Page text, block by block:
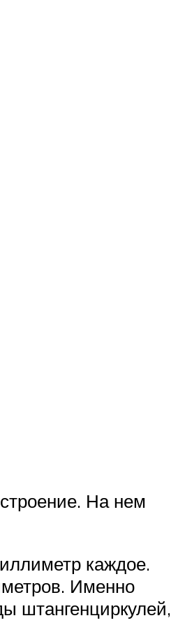
На нем
каждое.
Именно
штангенциркулей,